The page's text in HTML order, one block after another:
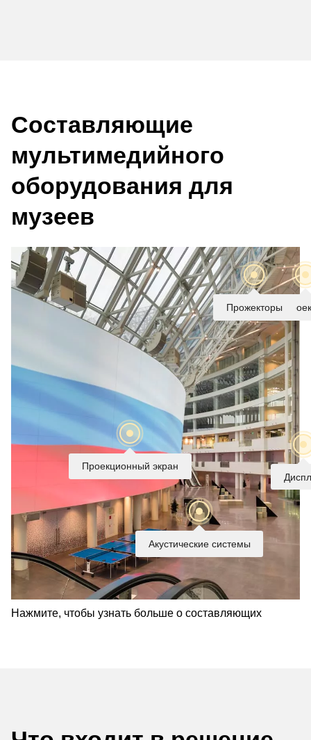
Составляющие
мультимедийного
оборудования для
музеев
Акустические системы
Проекционный экран
Прожекторы
Нажмите, чтобы узнать больше о составляющих